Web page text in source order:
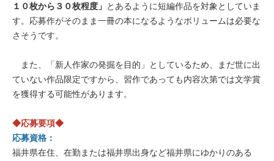
１０枚から３０枚程度」 とあるように短編作品を対象としていま
す。応募作がそのまま一冊の本になるようなボリュームは必要な
さそうです。
また、「新人作家の発掘を目的」としているため、まだ世に出
ていない作品限定ですから、習作であっても内容次第では文学賞
を獲得する可能性があります。
◆応募要項◆
応募資格：
福井県在住、在勤または福井県出身など福井県にゆかりのある